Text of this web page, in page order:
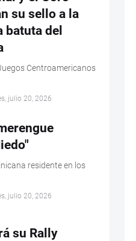
su sello a la
batuta del
Centroamericanos
julio 20, 2026
residente en los
julio 20, 2026
su Rally